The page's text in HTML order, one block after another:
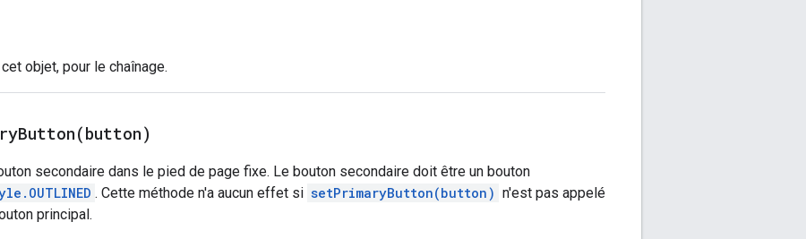
cet objet, pour le chaînage.
button)
secondaire dans le pied de page fixe. Le bouton secondaire doit être un bouton
. Cette méthode n'a aucun effet si setPrimaryButton(button) n'est pas appelé
principal.